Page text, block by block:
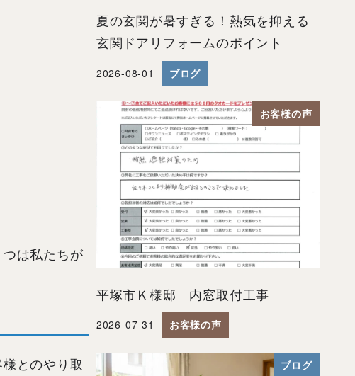
は私たちが
とのやり取
夏の玄関が暑すぎる！熱気を抑える
玄関ドアリフォームのポイント
投稿日
2026-08-01 ブログ
お客様の声
平塚市Ｋ様邸 内窓取付工事
投稿日
2026-07-31 お客様の声
ブログ